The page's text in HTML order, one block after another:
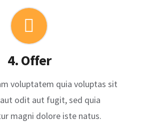
4. Offer
voluptatem quia voluptas sit
odit aut fugit, sed quia
magni dolore iste natus.